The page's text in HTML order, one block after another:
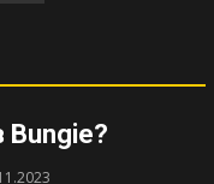
Bungie?